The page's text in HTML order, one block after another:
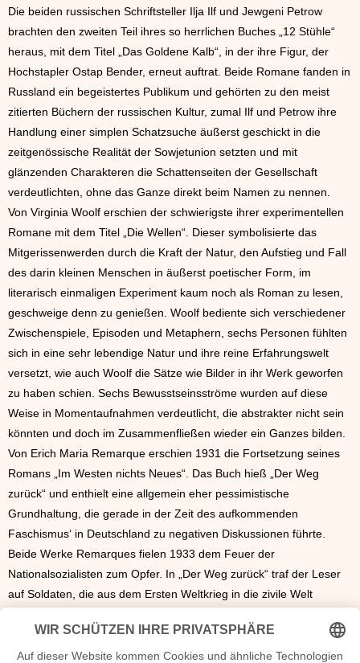
Die beiden russischen Schriftsteller Ilja Ilf und Jewgeni Petrow
brachten den zweiten Teil ihres so herrlichen Buches „12 Stühle“
heraus, mit dem Titel „Das Goldene Kalb“, in der ihre Figur, der
Hochstapler Ostap Bender, erneut auftrat. Beide Romane fanden in
Russland ein begeistertes Publikum und gehörten zu den meist
zitierten Büchern der russischen Kultur, zumal Ilf und Petrow ihre
Handlung einer simplen Schatzsuche äußerst geschickt in die
zeitgenössische Realität der Sowjetunion setzten und mit
glänzenden Charakteren die Schattenseiten der Gesellschaft
verdeutlichten, ohne das Ganze direkt beim Namen zu nennen.
Von Virginia Woolf erschien der schwierigste ihrer experimentellen
Romane mit dem Titel „Die Wellen“. Dieser symbolisierte das
Mitgerissenwerden durch die Kraft der Natur, den Aufstieg und Fall
des darin kleinen Menschen in äußerst poetischer Form, im
literarisch einmaligen Experiment kaum noch als Roman zu lesen,
geschweige denn zu genießen. Woolf bediente sich verschiedener
Zwischenspiele, Episoden und Metaphern, sechs Personen fühlten
sich in eine sehr lebendige Natur und ihre reine Erfahrungswelt
versetzt, wie auch Woolf die Sätze wie Bilder in ihr Werk geworfen
zu haben schien. Sechs Bewusstseinsströme wurden auf diese
Weise in Momentaufnahmen verdeutlicht, die abstrakter nicht sein
könnten und doch im Zusammenfließen wieder ein Ganzes bilden.
Von Erich Maria Remarque erschien 1931 die Fortsetzung seines
Romans „Im Westen nichts Neues“. Das Buch hieß „Der Weg
zurück“ und enthielt eine allgemein eher pessimistische
Grundhaltung, die gerade in der Zeit des aufkommenden
Faschismus‘ in Deutschland zu negativen Diskussionen führte.
Beide Werke Remarques fielen 1933 dem Feuer der
Nationalsozialisten zum Opfer. In „Der Weg zurück“ traf der Leser
auf Soldaten, die aus dem Ersten Weltkrieg in die zivile Welt
Kriegs- und Kameradenwelt in die Alltagswelt, in der sich die
vorangegangene Kriegsbegeisterung komplett verflüchtigt hatte,